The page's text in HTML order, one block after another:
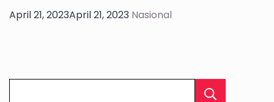
April 21, 2023April 21, 2023 Nasional